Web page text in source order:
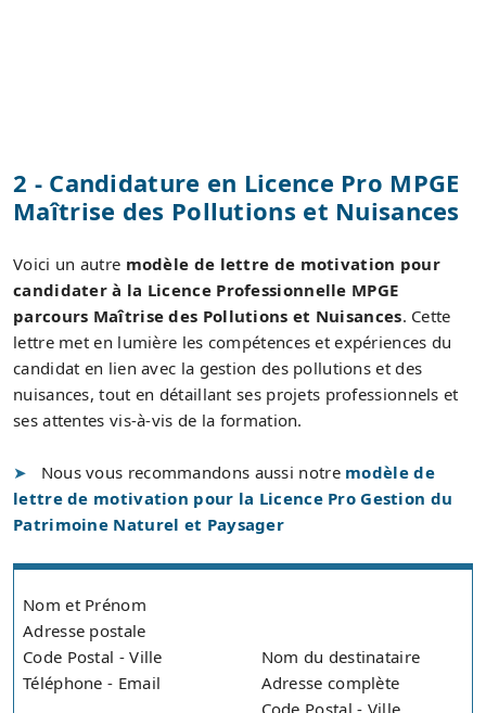
2 - Candidature en Licence Pro MPGE
Maîtrise des Pollutions et Nuisances
Voici un autre modèle de lettre de motivation pour
candidater à la Licence Professionnelle MPGE
parcours Maîtrise des Pollutions et Nuisances. Cette
lettre met en lumière les compétences et expériences du
candidat en lien avec la gestion des pollutions et des
nuisances, tout en détaillant ses projets professionnels et
ses attentes vis-à-vis de la formation.
Nous vous recommandons aussi notre modèle de
lettre de motivation pour la Licence Pro Gestion du
Patrimoine Naturel et Paysager
Nom et Prénom
Adresse postale
Code Postal - Ville
Téléphone - Email
Nom du destinataire
Adresse complète